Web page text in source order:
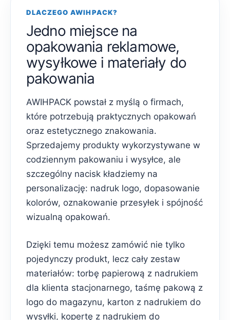
DLACZEGO AWIHPACK?
Jedno miejsce na
opakowania reklamowe,
wysyłkowe i materiały do
pakowania
AWIHPACK powstał z myślą o firmach,
które potrzebują praktycznych opakowań
oraz estetycznego znakowania.
Sprzedajemy produkty wykorzystywane w
codziennym pakowaniu i wysyłce, ale
szczególny nacisk kładziemy na
personalizację: nadruk logo, dopasowanie
kolorów, oznakowanie przesyłek i spójność
wizualną opakowań.
Dzięki temu możesz zamówić nie tylko
pojedynczy produkt, lecz cały zestaw
materiałów: torbę papierową z nadrukiem
dla klienta stacjonarnego, taśmę pakową z
logo do magazynu, karton z nadrukiem do
wysyłki, kopertę z nadrukiem do